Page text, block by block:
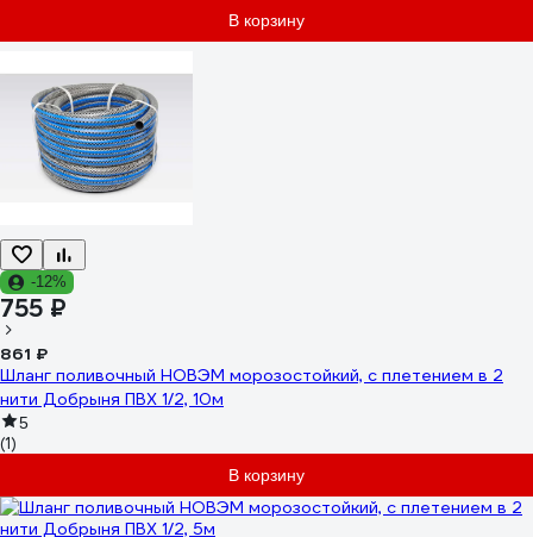
В корзину
-12%
755 ₽
861 ₽
Шланг поливочный НОВЭМ морозостойкий, с плетением в 2
нити Добрыня ПВХ 1/2, 10м
5
(1)
В корзину